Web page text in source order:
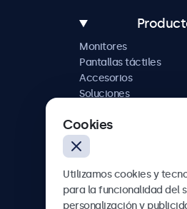
Monitores
Pantallas táctiles
Accesorios
Soluciones
Cookies
Utilizamos cookies y
para la funcionalidad del
personalización y